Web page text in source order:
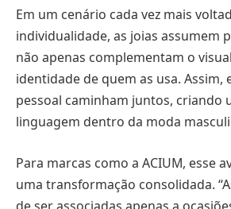
Em um cenário cada vez mais
individualidade, as joias assumem
não apenas complementam o
identidade de quem as usa. Assim,
pessoal caminham juntos, criando
linguagem dentro da moda
Para marcas como a ACIUM, esse
uma transformação consolidada.